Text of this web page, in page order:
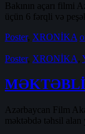
Bakının açarı filmi
üçün 6 fərqli və
Poster, XRONİKA
Poster, XRONİKA,
Azərbaycan Film
məktəbdə təhsil